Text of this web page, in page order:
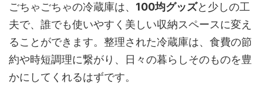
ごちゃごちゃの冷蔵庫は、 100均グッズと少しの工
夫で、誰でも使いやすく美しい収納スペースに変え
ることができます。整理された冷蔵庫は、食費の節
約や時短調理に繋がり、日々の暮らしそのものを豊
かにしてくれるはずです。